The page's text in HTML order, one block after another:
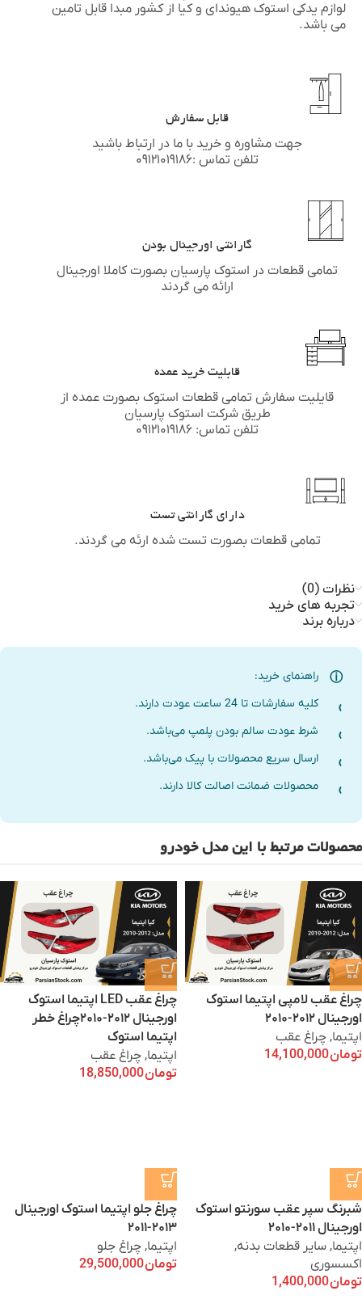
لوازم یدکی استوک هیوندای وکیا از کشور مبدا قابل تامین
می باشد.
قابل سفارش
جهت مشاوره و خرید با ما در ارتباط باشید
تلفن تماس :۰۹۱۲۱۰۱۹۱۸۶
گارانتی اورجینال بودن
تمامی قطعات در استوک پارسیان بصورت کاملا اورجینال
ارائه می گردند
قابلیت خرید عمده
قایلیت سفارش تمامی قطعات استوک بصورت عمده از
طریق شرکت استوک پارسیان
تلفن تماس: ۰۹۱۲۱۰۱۹۱۸۶
دارای گارانتی تست
تمامی قطعات بصورت تست شده ارئه می گردند.
نظرات (0)
تجربه های خرید
درباره برند
راهنمای خرید:
کلیه سفارشات تا 24 ساعت عودت دارند.
شرط عودت سالم بودن پلمپ می‌باشد.
ارسال سریع محصولات با پیک می‌باشد.
محصولات ضمانت اصالت کالا دارند.
محصولات مرتبط با این مدل خودرو
چراغ عقب لامپی اپتیما استوک
اورجینال ۲۰۱۲-۲۰۱۰
اپتیما, چراغ عقب
تومان
چراغ عقب LED اپتیما استوک
اورجینال ۲۰۱۲-۲۰۱۰چراغ خطر
اپتیما استوک
اپتیما, چراغ عقب
تومان
شبرنگ سپر عقب سورنتو استوک
اورجینال ۲۰۱۱-۲۰۱۰
اپتیما, سایر قطعات بدنه,
اکسسوری
تومان
چراغ جلو اپتیما استوک اورجینال
۲۰۱۳-۲۰۱۱
اپتیما, چراغ جلو
تومان